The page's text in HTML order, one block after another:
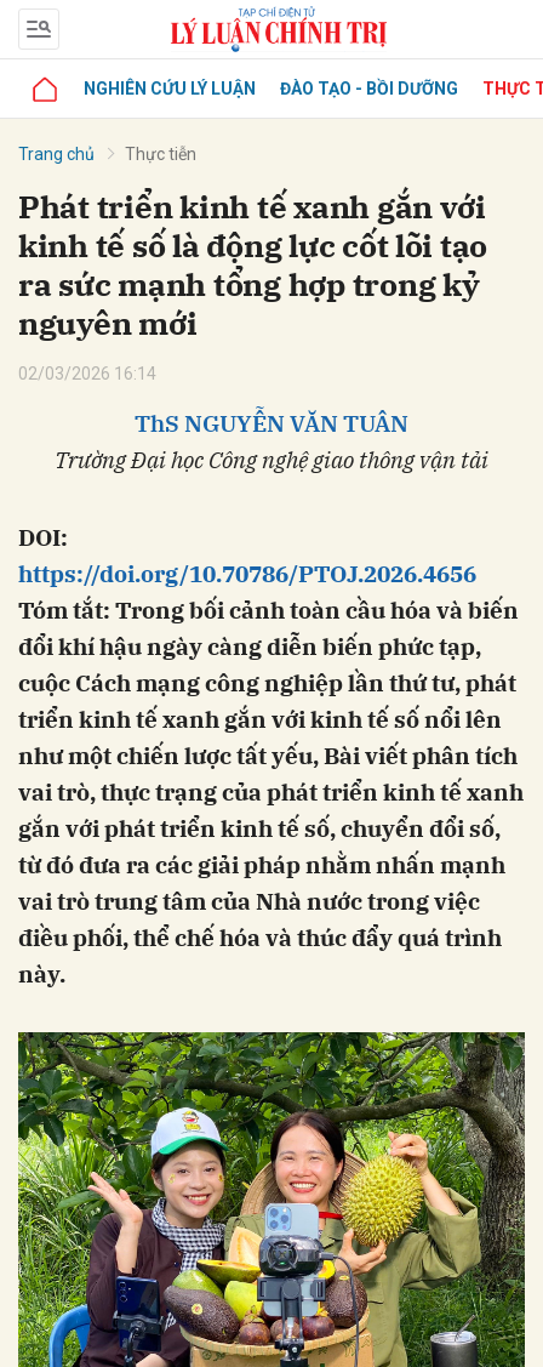
NGHIÊN CỨU LÝ LUẬN ĐÀO TẠO - BỒI DƯỠNG THỰC
Trang chủ Thực tiễn
Phát triển kinh tế xanh gắn với
kinh tế số là động lực cốt lõi tạo
ra sức mạnh tổng hợp trong kỷ
nguyên mới
02/03/2026 16:14
ThS NGUYỄN VĂN TUÂN
Trường Đại học Công nghệgiao thông vận tải
DOI:
https://doi.org/10.70786/PTOJ.2026.4656
Tóm tắt: Trong bối cảnh toàn cầu hóa và biến
đổi khí hậu ngày càng diễn biến phức tạp,
cuộc Cách mạng công nghiệp lần thứ tư, phát
triển kinh tế xanh gắn với kinh tế số nổi lên
như một chiến lược tất yếu, Bài viết phân tích
vai trò, thực trạng của phát triển kinh tế xanh
gắn với phát triển kinh tế số, chuyển đổi số,
từ đó đưa ra các giải pháp nhằm nhấn mạnh
vai trò trung tâm của Nhà nước trong việc
điều phối, thể chế hóa và thúc đẩy quá trình
này.